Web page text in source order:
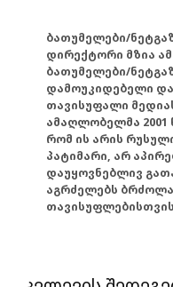
ბათუმელები/
დირექტორი მზია
ბათუმელები/
დამოუკიდებელი და
თავისუფალი
ამაღლობელმა 2001
რომ ის არის
პატიმარი, არ
დაუყოვნებლივ
აგრძელებს